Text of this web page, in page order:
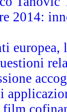
2014:
film